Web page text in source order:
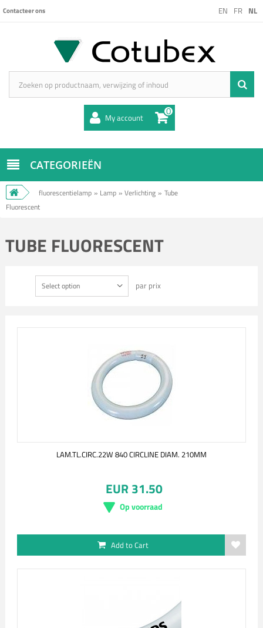
EN FR NL
Contacteer ons
My account 0
CATEGORIEËN
fluorescentielamp » Lamp » Verlichting » Tube
Fluorescent
TUBE FLUORESCENT
Select option par prix
LAM.TL.CIRC.22W 840 CIRCLINE DIAM. 210MM
EUR 31.50
Op voorraad
Add to Cart